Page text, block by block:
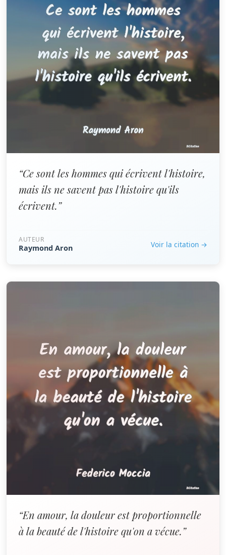
“Ce sont les hommes qui écrivent l'histoire,
mais ils ne savent pas l'histoire qu'ils
écrivent.”
AUTEUR
Raymond Aron Voir la citation →
“En amour, la douleur est proportionnelle
à la beauté de l'histoire qu'on a vécue.”